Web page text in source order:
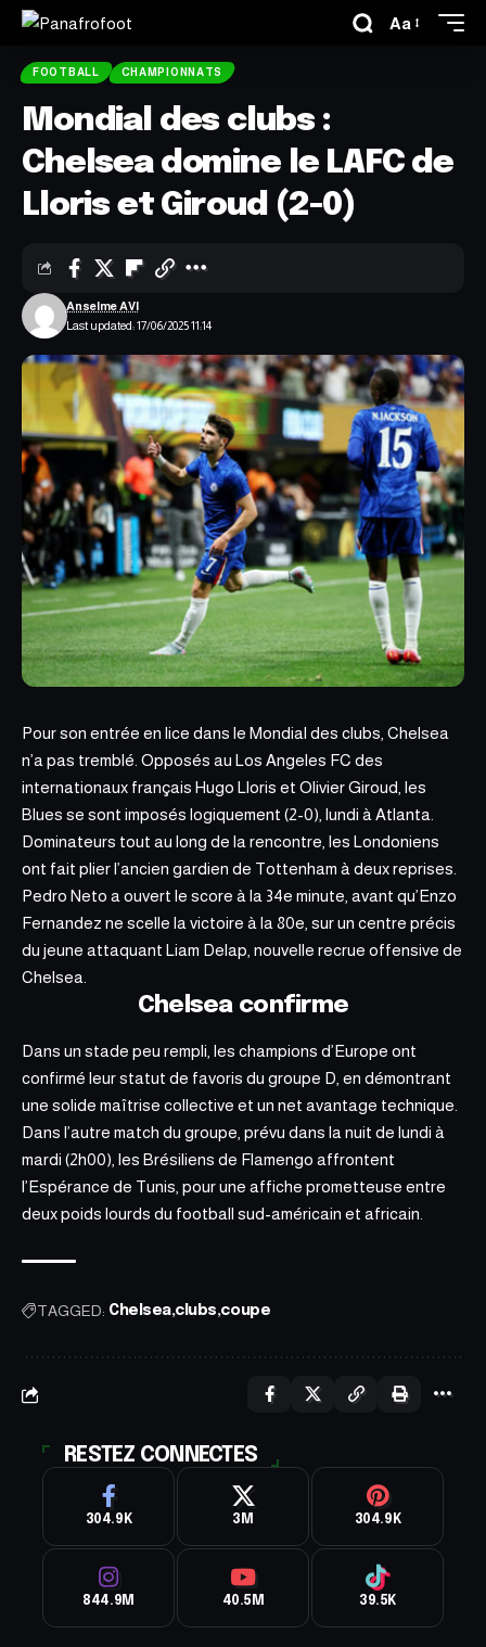
Aa
FOOTBALL CHAMPIONNATS
Mondial des clubs :
Chelsea domine le LAFC de
Lloris et Giroud (2-0)
Last updated: 17/06/2025 11:14
Anselme AVI
Pour son entrée en lice dans le Mondial des clubs, Chelsea
n’a pas tremblé. Opposés au Los Angeles FC des
internationaux français Hugo Lloris et Olivier Giroud, les
Blues se sont imposés logiquement (2-0), lundi à Atlanta.
Dominateurs tout au long de la rencontre, les Londoniens
ont fait plier l’ancien gardien de Tottenham à deux reprises.
Pedro Neto a ouvert le score à la 34e minute, avant qu’Enzo
Fernandez ne scelle la victoire à la 80e, sur un centre précis
du jeune attaquant Liam Delap, nouvelle recrue offensive de
Chelsea.
Chelsea confirme
Dans un stade peu rempli, les champions d’Europe ont
confirmé leur statut de favoris du groupe D, en démontrant
une solide maîtrise collective et un net avantage technique.
Dans l’autre match du groupe, prévu dans la nuit de lundi à
mardi (2h00), les Brésiliens de Flamengo affrontent
l’Espérance de Tunis, pour une affiche prometteuse entre
deux poids lourds du football sud-américain et africain.
TAGGED: Chelsea clubs coupe
RESTEZ CONNECTES
304.9K 3M 304.9K
844.9M 40.5M 39.5K